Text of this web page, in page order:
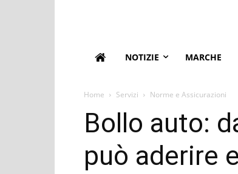
NOTIZIE MARCHE
Home Servizi Norme e Assicurazioni
Bollo auto:
può aderire